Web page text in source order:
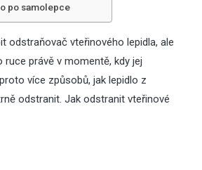
po samolepce
odstraňovač vteřinového lepidla, ale
právě v momentě, kdy jej
více způsobů, jak lepidlo z
odstranit. Jak odstranit vteřinové